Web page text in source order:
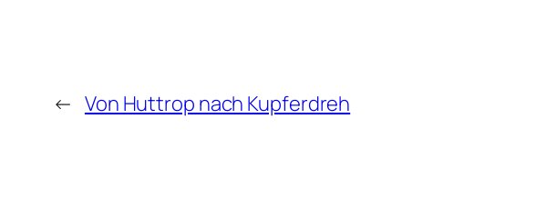
← Von Huttrop nach Kupferdreh